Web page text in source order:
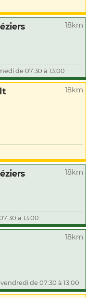
18km
de 07:30 à 13:00
18km
18km
à 13:00
18km
de 07:30 à 13:00